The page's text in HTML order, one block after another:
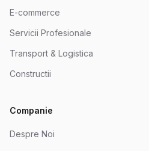
E-commerce
Servicii Profesionale
Transport & Logistica
Constructii
Companie
Despre Noi